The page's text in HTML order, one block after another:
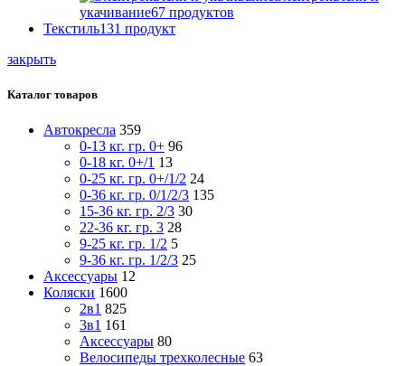
укачивание67 продуктов
Текстиль131 продукт
закрыть
Каталог товаров
Автокресла 359
0-13 кг. гр. 0+ 96
0-18 кг. 0+/1 13
0-25 кг. гр. 0+/1/2 24
0-36 кг. гр. 0/1/2/3 135
15-36 кг. гр. 2/3 30
22-36 кг. гр. 3 28
9-25 кг. гр. 1/2 5
9-36 кг. гр. 1/2/3 25
Аксессуары 12
Коляски 1600
2в1 825
3в1 161
Аксессуары 80
Велосипеды трехколесные 63